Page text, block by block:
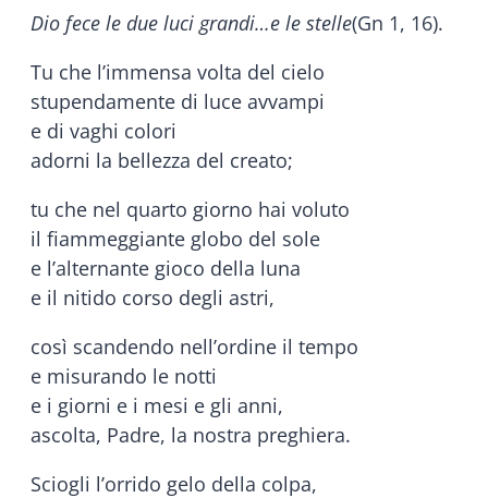
Dio fece le due luci grandi…e le stelle(Gn 1, 16).
Tu che l’immensa volta del cielo
stupendamente di luce avvampi
e di vaghi colori
adorni la bellezza del creato;
tu che nel quarto giorno hai voluto
il fiammeggiante globo del sole
e l’alternante gioco della luna
e il nitido corso degli astri,
così scandendo nell’ordine il tempo
e misurando le notti
e i giorni e i mesi e gli anni,
ascolta, Padre, la nostra preghiera.
Sciogli l’orrido gelo della colpa,